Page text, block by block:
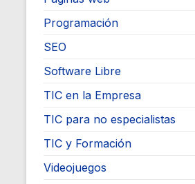
Programación
SEO
Software Libre
TIC en la Empresa
TIC para no especialistas
TIC y Formación
Videojuegos